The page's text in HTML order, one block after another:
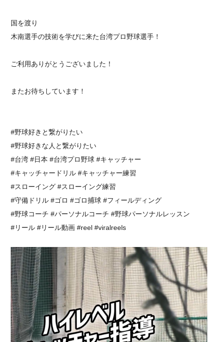
国を渡り
木南選手の技術を学びに来た台湾プロ野球選手！
ご利用ありがとうございました！
またお待ちしています！
#野球好きと繋がりたい
#野球好きな人と繋がりたい
#台湾 #日本 #台湾プロ野球 #キャッチャー
#キャッチャードリル #キャッチャー練習
#スローイング #スローイング練習
⁡#守備ドリル⁡ #ゴロ #ゴロ捕球 #フィールディング⁡
⁡#野球コーチ #パーソナルコーチ #野球パーソナルレッスン
#リール #リール動画 #reel #viralreels⁡